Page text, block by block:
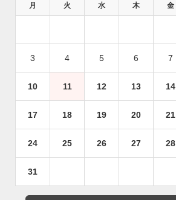
月 火 水 木 金
3 4 5 6 7
10 11 12 13 14
17 18 19 20 21
24 25 26 27 28
31